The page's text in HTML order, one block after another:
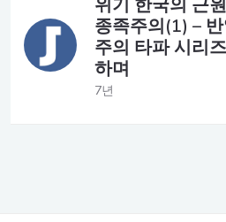
위기 한국의 근
종족주의(1) –
주의 타파 시리
하며
7년